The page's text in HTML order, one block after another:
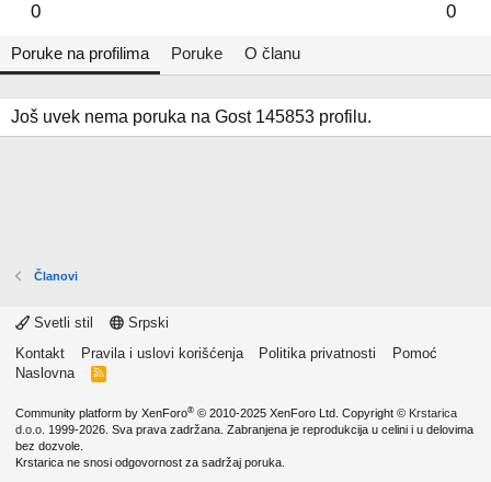
0 0
Poruke na profilima Poruke O članu
Još uvek nema poruka na Gost 145853 profilu.
Članovi
Svetli stil
Srpski
Kontakt
Pravila i uslovi korišćenja Politika privatnosti
Pomoć
Naslovna
R
Community platform by XenForo® © 2010-2025 XenForo Ltd. Copyright © Krstarica
d.o.o. 1999-2026. Sva prava zadržana. Zabranjena je reprodukcija u celini i u delovima
bez dozvole.
Krstarica ne snosi odgovornost za sadržaj poruka.